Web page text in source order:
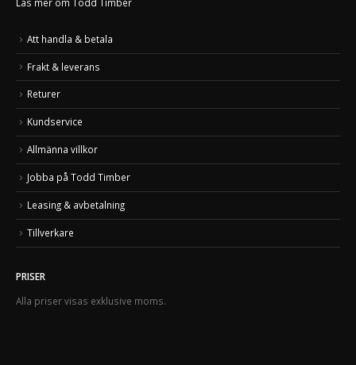
Att handla & betala
Frakt & leverans
Returer
Kundservice
Allmänna villkor
Jobba på Todd Timber
Leasing & avbetalning
Tillverkare
PRISER
Alla priser visas exklusive moms.